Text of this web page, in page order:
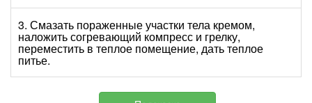
3. Смазать пораженные участки тела кремом,
наложить согревающий компресс и грелку,
переместить в теплое помещение, дать теплое
питье.